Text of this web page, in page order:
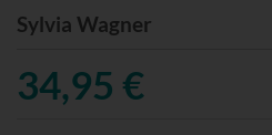
Sylvia Wagner
34,95 €